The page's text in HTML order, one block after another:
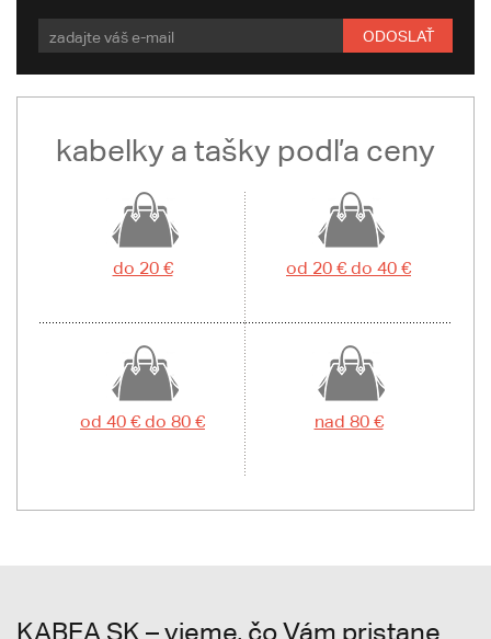
ODOSLAŤ
kabelky a tašky podľa ceny
do 20 € od 20 € do 40 €
od 40 € do 80 € nad 80 €
KABEA.SK – vieme, čo Vám pristane